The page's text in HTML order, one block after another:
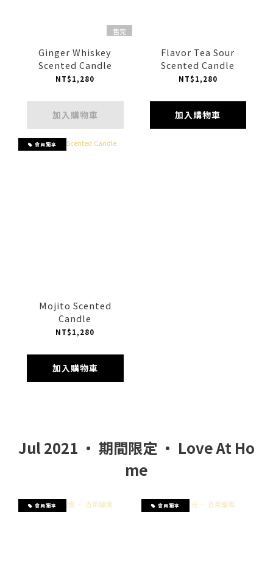
售完
Ginger Whiskey
Scented Candle
NT$1,280
加入購物車
Flavor Tea Sour
Scented Candle
NT$1,280
加入購物車
會員獨享
Mojito Scented
Candle
NT$1,280
加入購物車
Jul 2021 ‧ 期間限定 ‧ Love At Ho
me
會員獨享 會員獨享